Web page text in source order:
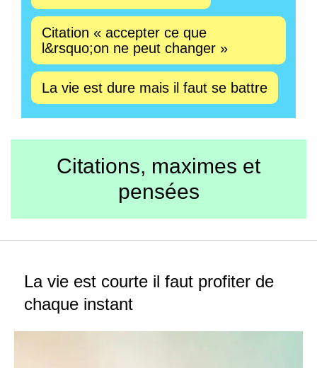
Citation « accepter ce que
l&rsquo;on ne peut changer »
La vie est dure mais il faut se battre
Citations, maximes et
pensées
La vie est courte il faut profiter de
chaque instant